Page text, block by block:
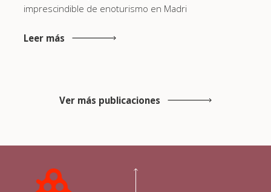
imprescindible de enoturismo en Madri
Leer más
Ver más publicaciones